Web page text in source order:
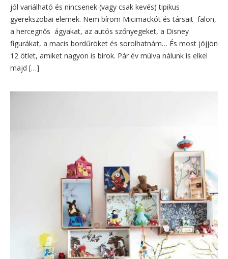
jól variálható és nincsenek (vagy csak kevés) tipikus
gyerekszobai elemek. Nem bírom Micimackót és társait falon,
a hercegnős ágyakat, az autós szőnyegeket, a Disney
figurákat, a macis bordűröket és sorolhatnám… És most jöjjön
12 ötlet, amiket nagyon is bírok. Pár év múlva nálunk is elkel
majd […]